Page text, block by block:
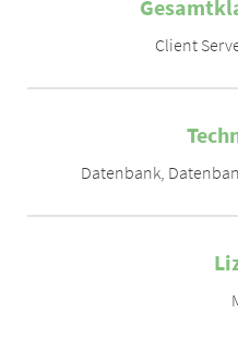
Client
Datenbank,